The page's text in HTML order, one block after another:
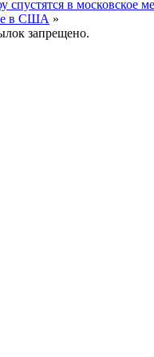
в московское
в США »
запрещено.